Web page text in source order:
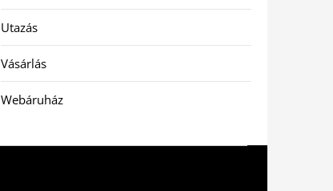
Utazás
Vásárlás
Webáruház